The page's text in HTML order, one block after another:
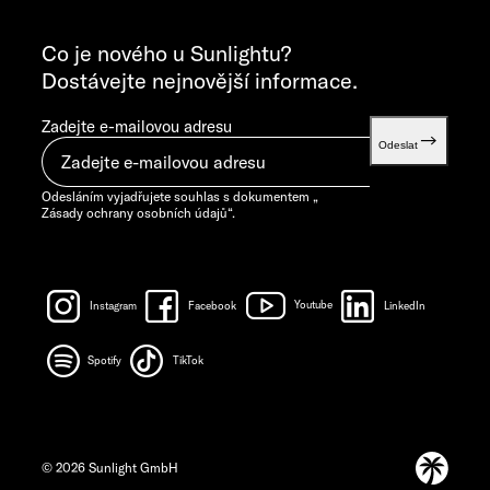
info@sunlight.de
Co je nového u Sunlightu?
Dostávejte nejnovější informace.
Zadejte e-mailovou adresu
Odeslat
Odesláním vyjadřujete souhlas s dokumentem „
Zásady ochrany osobních údajů“.
Instagram Facebook Youtube LinkedIn
Spotify TikTok
© 2026 Sunlight GmbH